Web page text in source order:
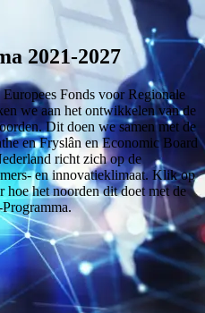
2021-2027
Fonds voor Regionale
we aan het ontwikkelen van de
Dit doen we samen met de
en Fryslân en Economic Board
richt zich op de
en innovatieklimaat. Klik op
hoe het noorden dit doet met de